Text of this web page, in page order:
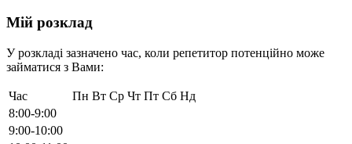
Мій розклад
У розкладі зазначено час, коли репетитор потенційно може
займатися з Вами:
Час Пн Вт Ср Чт Пт Сб Нд
8:00-9:00
9:00-10:00